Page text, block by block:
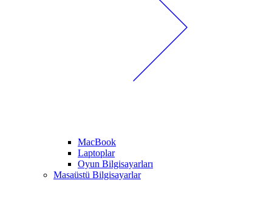
MacBook
Laptoplar
Oyun Bilgisayarları
Masaüstü Bilgisayarlar